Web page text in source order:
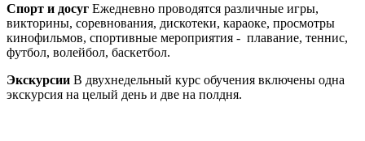
Спорт и досуг Ежедневно проводятся различные игры,
викторины, соревнования, дискотеки, караоке, просмотры
кинофильмов, спортивные мероприятия - плавание, теннис,
футбол, волейбол, баскетбол.
Экскурсии В двухнедельный курс обучения включены одна
экскурсия на целый день и две на полдня.